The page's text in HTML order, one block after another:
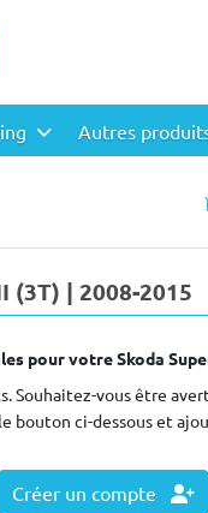
Autres
(3T) | 2008-2015
pour votre Skoda
Souhaitez-vous être
bouton ci-dessous et
Créer un compte